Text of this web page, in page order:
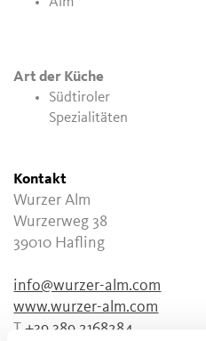
Art der Küche
Südtiroler
Spezialitäten
Kontakt
Wurzer Alm
Wurzerweg 38
39010 Hafling
info@wurzer-alm.com
www.wurzer-alm.com
T+39 389 2168284